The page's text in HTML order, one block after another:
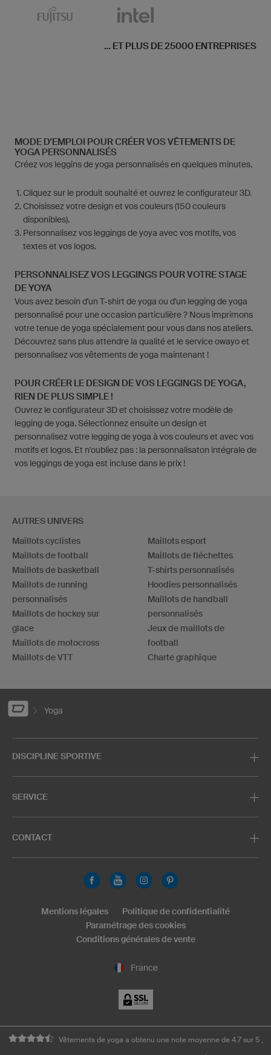
... ET PLUS DE 25000 ENTREPRISES
MODE D'EMPLOI POUR CRÉER VOS VÊTEMENTS DE
YOGA PERSONNALISÉS
Créez vos leggins de yoga personnalisés en quelques minutes.
Cliquez sur le produit souhaité et ouvrez le configurateur 3D.
Choisissez votre design et vos couleurs (150 couleurs
disponibles).
Personnalisez vos leggings de yoya avec vos motifs, vos
textes et vos logos.
PERSONNALISEZ VOS LEGGINGS POUR VOTRE STAGE
DE YOYA
Vous avez besoin d'un T-shirt de yoga ou d'un legging de yoga
personnalisé pour une occasion particulière ? Nous imprimons
votre tenue de yoga spécialement pour vous dans nos ateliers.
Découvrez sans plus attendre la qualité et le service owayo et
personnalisez vos vêtements de yoga maintenant !
POUR CRÉER LE DESIGN DE VOS LEGGINGS DE YOGA,
RIEN DE PLUS SIMPLE !
Ouvrez le configurateur 3D et choisissez votre modèle de
legging de yoga. Sélectionnez ensuite un design et
personnalisez votre legging de yoga à vos couleurs et avec vos
motifs et logos. Et n'oubliez pas : la personnalisaton intégrale de
vos leggings de yoga est incluse dans le prix !
AUTRES UNIVERS
Maillots cyclistes
Maillots de football
Maillots de basketball
Maillots de running
personnalisés
Maillots de hockey sur
glace
Maillots de motocross
Maillots de VTT
Maillots esport
Maillots de fléchettes
T-shirts personnalisés
Hoodies personnalisés
Maillots de handball
personnalisés
Jeux de maillots de
football
Charte graphique
Yoga
DISCIPLINE SPORTIVE
SERVICE
CONTACT
France
Mentions légales
Politique de confidentialité
Paramétrage des cookies
Conditions générales de vente
Vêtements de yoga a obtenu une note moyenne de 4.7 sur 5 ,